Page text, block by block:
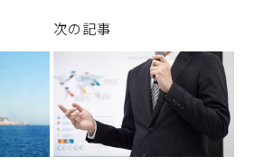
I
n
次の記事